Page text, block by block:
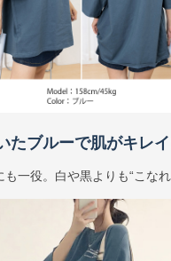
たブルーで肌がキレ
一役。白や黒よりも“こなれ